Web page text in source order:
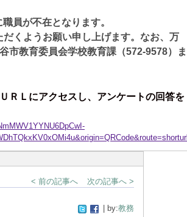
員が不在となります。
だくようお願い申し上げます。なお、万
市教育委員会学校教育課（572-9578）ま
ＲＬにアクセスし、アンケートの回答を
< 前の記事へ 次の記事へ >
| by:教務